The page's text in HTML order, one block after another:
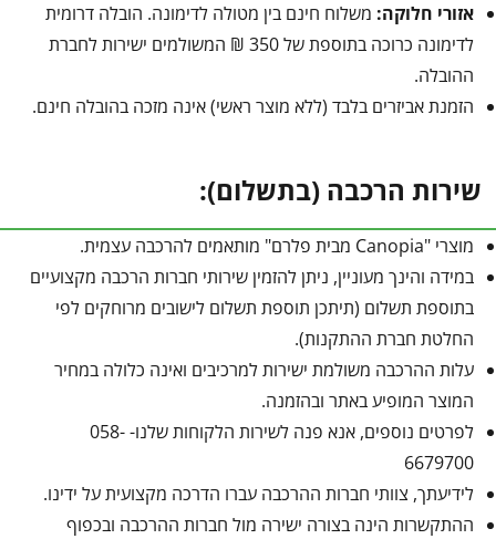
אזורי חלוקה: משלוח חינם בין מטולה לדימונה. הובלה דרומית
לדימונה כרוכה בתוספת של 350 ₪ המשולמים ישירות לחברת
ההובלה.
הזמנת אביזרים בלבד (ללא מוצר ראשי) אינה מזכה בהובלה חינם.
שירות הרכבה (בתשלום):
מוצרי "Canopia מבית פלרם" מותאמים להרכבה עצמית.
במידה והינך מעוניין, ניתן להזמין שירותי חברות הרכבה מקצועיים
בתוספת תשלום (תיתכן תוספת תשלום לישובים מרוחקים לפי
החלטת חברת ההתקנות).
עלות ההרכבה משולמת ישירות למרכיבים ואינה כלולה במחיר
המוצר המופיע באתר ובהזמנה.
לפרטים נוספים, אנא פנה לשירות הלקוחות שלנו- 058-
6679700
לידיעתך, צוותי חברות ההרכבה עברו הדרכה מקצועית על ידינו.
ההתקשרות הינה בצורה ישירה מול חברות ההרכבה ובכפוף